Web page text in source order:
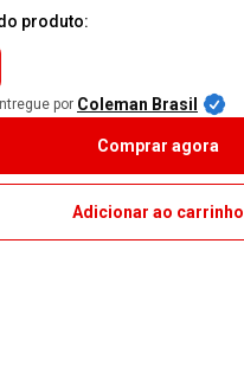
produto:
por Coleman Brasil
Comprar agora
Adicionar ao carrinho